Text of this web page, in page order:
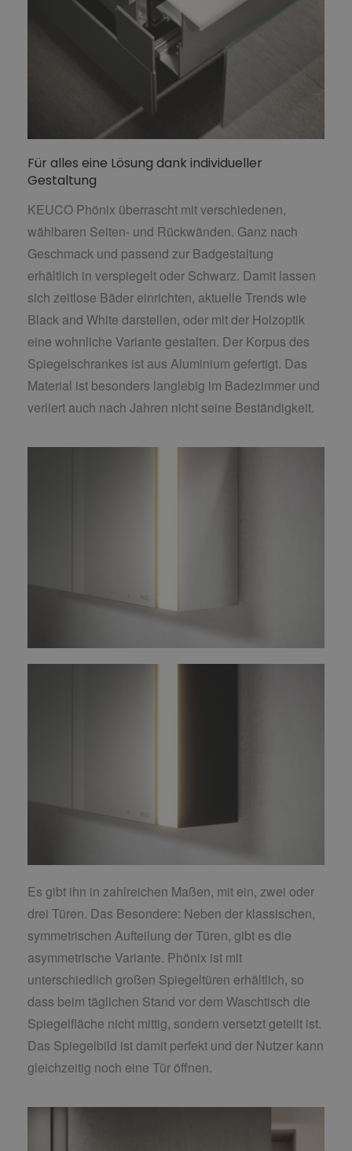
Für alles eine Lösung dank individueller
Gestaltung
KEUCO Phönix überrascht mit verschiedenen,
wählbaren Seiten- und Rückwänden. Ganz nach
Geschmack und passend zur Badgestaltung
erhältlich in verspiegelt oder Schwarz. Damit lassen
sich zeitlose Bäder einrichten, aktuelle Trends wie
Black and White darstellen, oder mit der Holzoptik
eine wohnliche Variante gestalten. Der Korpus des
Spiegelschrankes ist aus Aluminium gefertigt. Das
Material ist besonders langlebig im Badezimmer und
verliert auch nach Jahren nicht seine Beständigkeit.
Es gibt ihn in zahlreichen Maßen, mit ein, zwei oder
drei Türen. Das Besondere: Neben der klassischen,
symmetrischen Aufteilung der Türen, gibt es die
asymmetrische Variante. Phönix ist mit
unterschiedlich großen Spiegeltüren erhältlich, so
dass beim täglichen Stand vor dem Waschtisch die
Spiegelfläche nicht mittig, sondern versetzt geteilt ist.
Das Spiegelbild ist damit perfekt und der Nutzer kann
gleichzeitig noch eine Tür öffnen.